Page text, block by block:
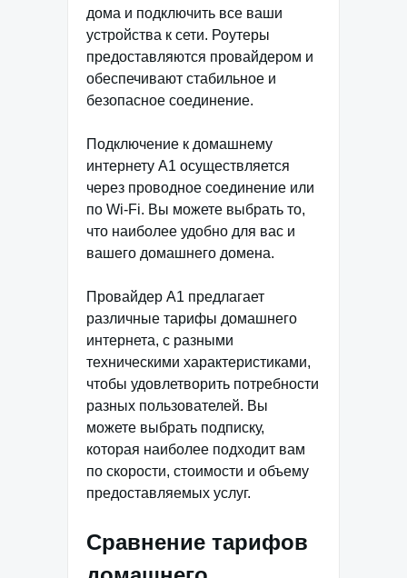
дома и подключить все ваши
устройства к сети. Роутеры
предоставляются провайдером и
обеспечивают стабильное и
безопасное соединение.
Подключение к домашнему
интернету А1 осуществляется
через проводное соединение или
по Wi-Fi. Вы можете выбрать то,
что наиболее удобно для вас и
вашего домашнего домена.
Провайдер А1 предлагает
различные тарифы домашнего
интернета, с разными
техническими характеристиками,
чтобы удовлетворить потребности
разных пользователей. Вы
можете выбрать подписку,
которая наиболее подходит вам
по скорости, стоимости и объему
предоставляемых услуг.
Сравнение тарифов